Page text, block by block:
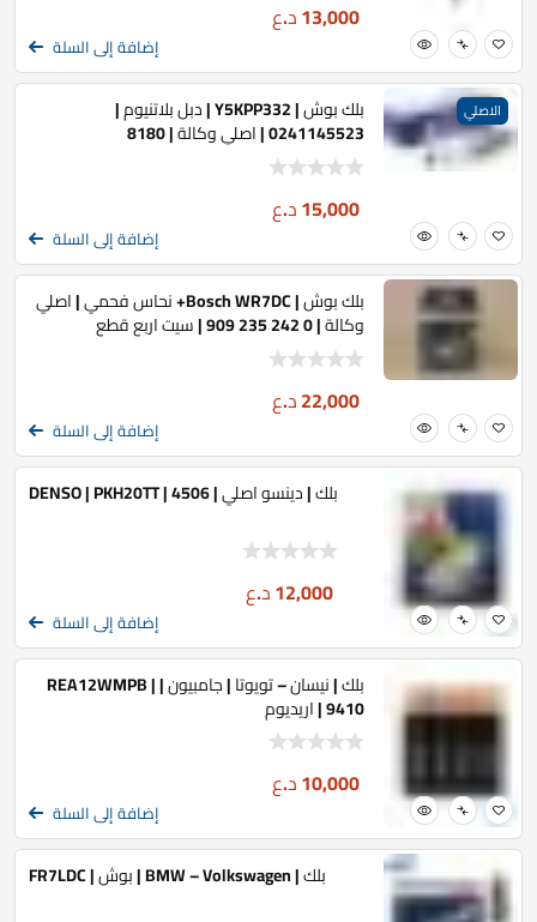
13,000د.ع
إضافة إلى السلة
الاصلي بلك بوش | Y5KPP332 | دبل بلاتنيوم |
0241145523 | اصلي وكالة | 8180
15,000د.ع
إضافة إلى السلة
بلك بوش | Bosch WR7DC+ نحاس فحمي | اصلي
وكالة | 0 242 235 909 | سيت اربع قطع
22,000د.ع
إضافة إلى السلة
بلك | دينسو اصلي | DENSO | PKH20TT | 4506
12,000د.ع
إضافة إلى السلة
بلك | نيسان – تويوتا | جامبيون | REA12WMPB |
9410 | اريديوم
10,000د.ع
إضافة إلى السلة
بلك | BMW – Volkswagen | بوش | FR7LDC